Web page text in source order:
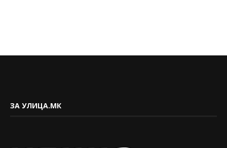
ЗА УЛИЦА.МК